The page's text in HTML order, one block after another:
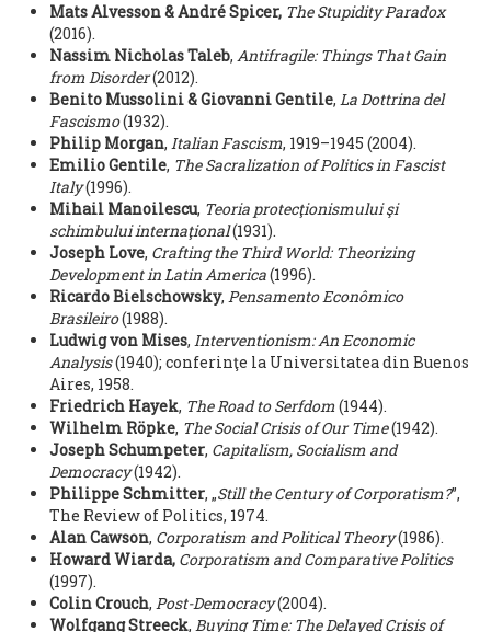
Mats Alvesson & André Spicer, The Stupidity Paradox
(2016).
Nassim Nicholas Taleb, Antifragile: Things That Gain
from Disorder(2012).
Benito Mussolini & Giovanni Gentile, La Dottrina del
Fascismo(1932).
Philip Morgan, Italian Fascism, 1919–1945 (2004).
Emilio Gentile, The Sacralization of Politics in Fascist
Italy(1996).
Mihail Manoilescu, Teoria protecţionismului şi
schimbului internaţional(1931).
Joseph Love, Crafting the Third World: Theorizing
Development in Latin America(1996).
Ricardo Bielschowsky, Pensamento Econômico
Brasileiro(1988).
Ludwig von Mises, Interventionism: An Economic
Analysis(1940); conferinţe la Universitatea din Buenos
Aires, 1958.
Friedrich Hayek, The Road to Serfdom(1944).
Wilhelm Röpke, The Social Crisis of Our Time(1942).
Joseph Schumpeter, Capitalism, Socialism and
Democracy(1942).
Philippe Schmitter, „Still the Century of Corporatism?”,
The Review of Politics, 1974.
Alan Cawson, Corporatism and Political Theory(1986).
Howard Wiarda, Corporatism and Comparative Politics
(1997).
Colin Crouch, Post-Democracy(2004).
Wolfgang Streeck, Buying Time: The Delayed Crisis of